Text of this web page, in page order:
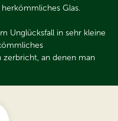
Glas.
Unglücksfall in sehr kleine
zerbricht, an denen man